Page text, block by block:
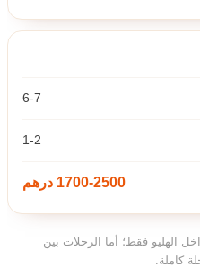
6-7
1-2
1700-2500 درهم
الهليو فقط؛ أما الرحلات بين
كاملة.